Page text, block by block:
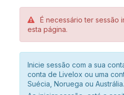
É necessário ter sessão
esta página.
Inicie sessão com a sua
conta de Livelox ou uma
Suécia, Noruega ou Austrália.